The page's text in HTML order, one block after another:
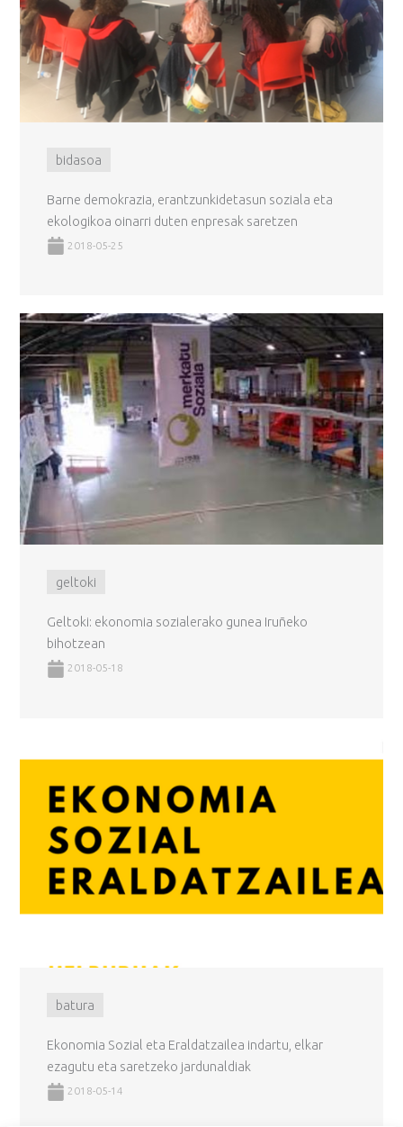
bidasoa
Barne demokrazia, erantzunkidetasun soziala eta
ekologikoa oinarri duten enpresak saretzen
2018-05-25
geltoki
Geltoki: ekonomia sozialerako gunea Iruñeko
bihotzean
2018-05-18
batura
Ekonomia Sozial eta Eraldatzailea indartu, elkar
ezagutu eta saretzeko jardunaldiak
2018-05-14